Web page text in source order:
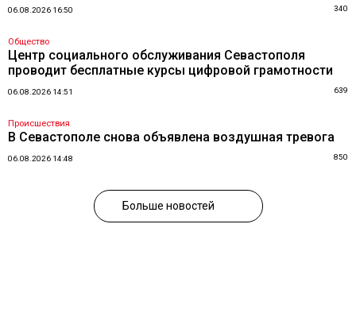
06.08.2026 16:50 340
Общество
Центр социального обслуживания Севастополя
проводит бесплатные курсы цифровой грамотности
06.08.2026 14:51 639
Происшествия
В Севастополе снова объявлена воздушная тревога
06.08.2026 14:48 850
Больше новостей